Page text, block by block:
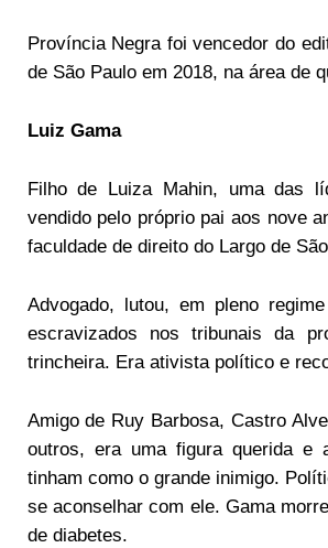
Província Negra foi vencedor do
de São Paulo em 2018, na área de
Luiz Gama
Filho de Luiza Mahin, uma das
vendido pelo próprio pai aos nove
faculdade de direito do Largo de
Advogado, lutou, em pleno
escravizados nos tribunais da
trincheira. Era ativista político e
Amigo de Ruy Barbosa, Castro
outros, era uma figura querida e
tinham como o grande inimigo.
se aconselhar com ele. Gama
de diabetes.